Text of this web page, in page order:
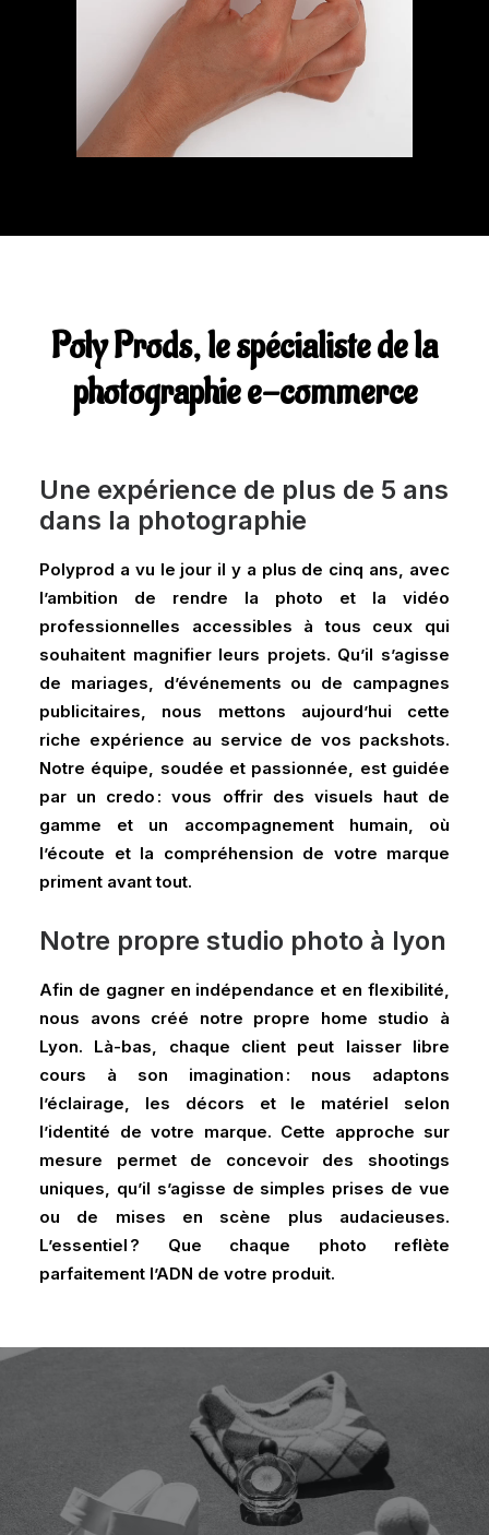
Poly Prods, le spécialiste de la
photographie e-commerce
Une expérience de plus de 5 ans
dans la photographie
Polyprod a vu le jour il y a plus de cinq ans, avec
l’ambition de rendre la photo et la vidéo
professionnelles accessibles à tous ceux qui
souhaitent magnifier leurs projets. Qu’il s’agisse
de mariages, d’événements ou de campagnes
publicitaires, nous mettons aujourd’hui cette
riche expérience au service de vos packshots.
Notre équipe, soudée et passionnée, est guidée
par un credo : vous offrir des visuels haut de
gamme et un accompagnement humain, où
l’écoute et la compréhension de votre marque
priment avant tout.
Notre propre studio photo à lyon
Afin de gagner en indépendance et en flexibilité,
nous avons créé notre propre home studio à
Lyon. Là-bas, chaque client peut laisser libre
cours à son imagination : nous adaptons
l’éclairage, les décors et le matériel selon
l’identité de votre marque. Cette approche sur
mesure permet de concevoir des shootings
uniques, qu’il s’agisse de simples prises de vue
ou de mises en scène plus audacieuses.
L’essentiel ? Que chaque photo reflète
parfaitement l’ADN de votre produit.